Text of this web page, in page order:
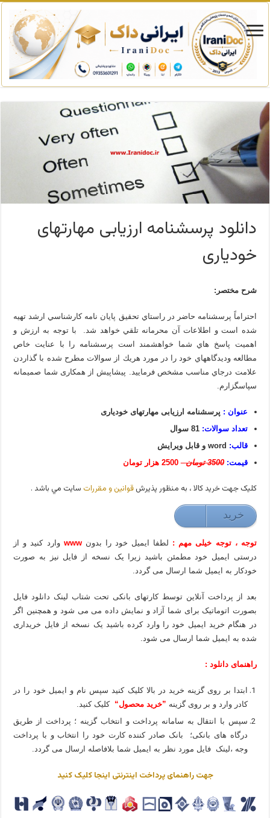
دانلود پرسشنامه ارزیابی مهارتهای
خودیاری
شرح مختصر:
احتراماً پرسشنامه حاضر در راستاي تحقيق پايان نامه كارشناسي ارشد تهيه
شده است و اطلاعات آن محرمانه تلقي خواهد شد. با توجه به ارزش و
اهميت پاسخ هاي شما خواهشمند است پرسشنامه را با عنايت خاص
مطالعه وديدگاههاي خود را در مورد هريك از سوالات مطرح شده با گذاردن
علامت درجاي مناسب مشخص فرماييد. پیشاپیش از همکاری شما صمیمانه
سپاسگزارم.
عنوان : پرسشنامه ارزیابی مهارتهای خودیاری
تعداد سوالات: 81 سوال
قالب:
قیمت:3500 تومان 2500 هزار تومان
کليک جهت خريد کالا ، به منظور پذيرشقوانين و مقررات سايت مي باشد .
25000 تومان خريد
توجه ، توجه خیلی مهم : لطفا ایمیل خود را بدون www وارد کنید و از
درستی ایمیل خود مطمئن باشید زیرا یک نسخه از فایل نیز به صورت
خودکار به ایمیل شما ارسال می گردد.
بعد از پرداخت آنلاین توسط کارتهای بانکی تحت شتاب لینک دانلود فایل
بصورت اتوماتیک برای شما آزاد و نمایش داده می می شود و همچنین اگر
در هنگام خرید ایمیل خود را وارد کرده باشید یک نسخه از فایل خریداری
شده به ایمیل شما ارسال می شود.
راهنمای دانلود :
ابتدا بر روی گزینه خرید در بالا کلیک کنید سپس نام و ایمیل خود را در
کادر وارد و بر روی گزینه ”خرید محصول“
کلیک کنید.
سپس با انتقال به سامانه پرداخت و انتخاب گزینه ؛ پرداخت از طریق
درگاه های بانکی؛ بانک صادر کننده کارت خود را انتخاب و با پرداخت
وجه ،لینک فایل مورد نظر به ایمیل شما بلافاصله ارسال می گردد.
جهت راهنمای پرداخت اینترنتی اینجا کلیک کنید